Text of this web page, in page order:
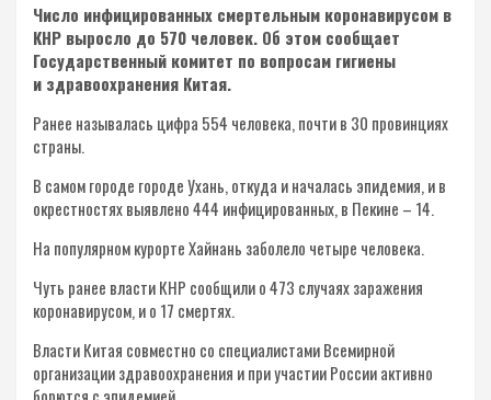
Число инфицированных смертельным коронавирусом в
КНР выросло до 570 человек. Об этом сообщает
Государственный комитет по вопросам гигиены
и здравоохранения Китая.
Ранее называлась цифра 554 человека, почти в 30 провинциях
страны.
В самом городе городе Ухань, откуда и началась эпидемия, и в
окрестностях выявлено 444 инфицированных, в Пекине – 14.
На популярном курорте Хайнань заболело четыре человека.
Чуть ранее власти КНР сообщили о 473 случаях заражения
коронавирусом, и о 17 смертях.
Власти Китая совместно со специалистами Всемирной
организации здравоохранения и при участии России активно